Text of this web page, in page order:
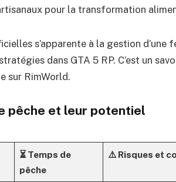
pour la transformation
s’apparente à la gestion d’une
dans GTA 5 RP. C’est un
sur RimWorld.
pêche et leur potentiel
⏳ Temps de
pêche
⚠️ Risques et